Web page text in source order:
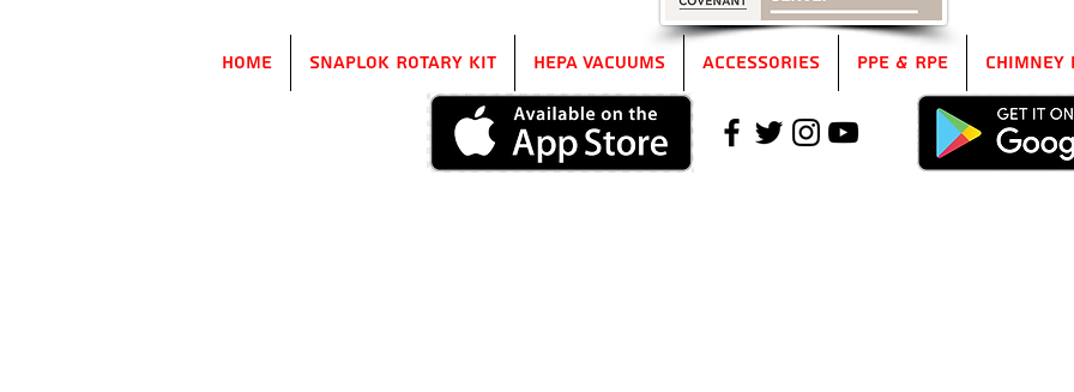
Home SnapLok Rotary Kit HEPA Vacuums Accessories PPE & RPE Chimney